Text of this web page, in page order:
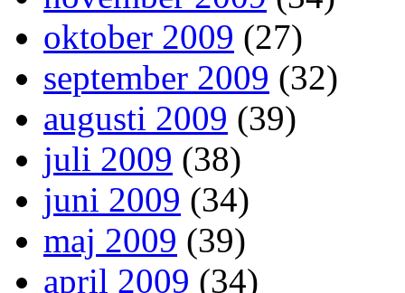
oktober 2009 (27)
september 2009 (32)
augusti 2009 (39)
juli 2009 (38)
juni 2009 (34)
maj 2009 (39)
april 2009 (34)